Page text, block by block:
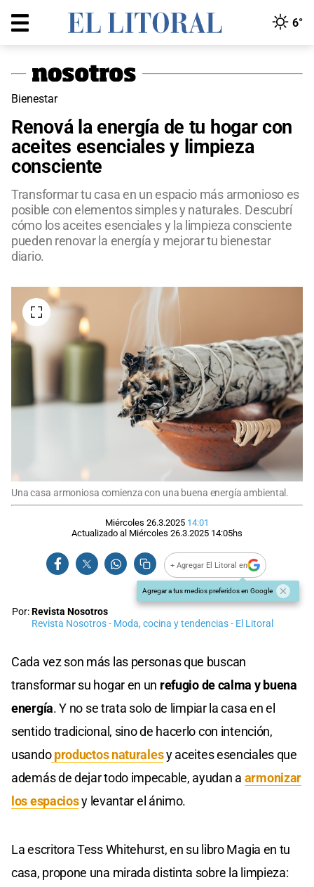
6°
Bienestar
Renová la energía de tu hogar con
aceites esenciales y limpieza
consciente
Transformar tu casa en un espacio más armonioso es
posible con elementos simples y naturales. Descubrí
cómo los aceites esenciales y la limpieza consciente
pueden renovar la energía y mejorar tu bienestar
diario.
Una casa armoniosa comienza con una buena energía ambiental.
Miércoles 26.3.2025 14:01
Actualizado al Miércoles 26.3.2025 14:05hs
+ Agregar El Litoral en
Agregar a tus medios preferidos en Google
Por:Revista Nosotros
Revista Nosotros - Moda, cocina y tendencias - El Litoral
Cada vez son más las personas que buscan
transformar su hogar en un refugio de calma y buena
energía. Y no se trata solo de limpiar la casa en el
sentido tradicional, sino de hacerlo con intención,
usandoproductos naturalesy aceites esenciales que
además de dejar todo impecable, ayudan a armonizar
los espaciosy levantar el ánimo.
La escritora Tess Whitehurst, en su libro Magia en tu
casa, propone una mirada distinta sobre la limpieza: